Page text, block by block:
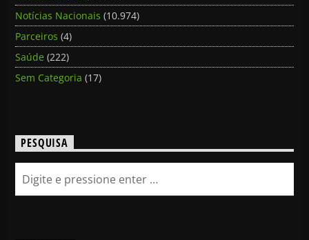
Notícias Nacionais (10.974)
Parceiros (4)
Saúde (222)
Sem Categoria (17)
PESQUISA